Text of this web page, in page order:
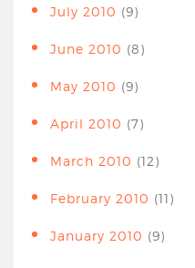
July 2010 (9)
June 2010 (8)
May 2010 (9)
April 2010 (7)
March 2010 (12)
February 2010 (11)
January 2010 (9)